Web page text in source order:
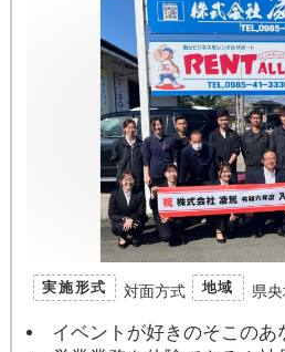
実施形式 対面方式 地域 県
イベントが好きのそこのあ